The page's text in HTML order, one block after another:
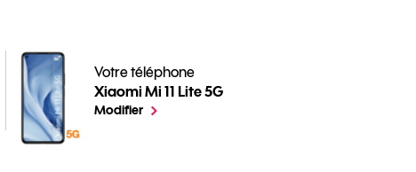
Votre téléphone
Xiaomi Mi 11 Lite 5G
Comment protéger les données de votre mobile
Modifierle téléphone sélectionné